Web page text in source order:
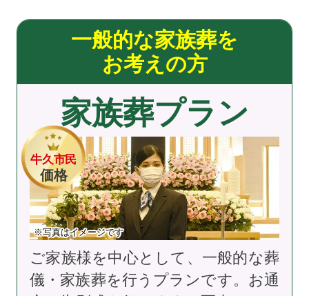
牛久市民
価格
※写真はイメージです
一般的な家族葬を
お考えの方
家族葬プラン
ご家族様を中心として、一般的な葬
儀・家族葬を行うプランです。お通